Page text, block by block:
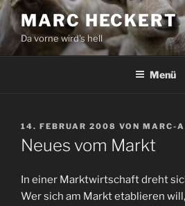
Zum
Inhalt
springen
MARC HECKERT
Da vorne wird's hell
Menü
VERÖFFENTLICHT
AM
14. FEBRUAR 2008 VON MARC-
Neues vom Markt
In einer Marktwirtschaft dreht
Wer sich am Markt etablieren